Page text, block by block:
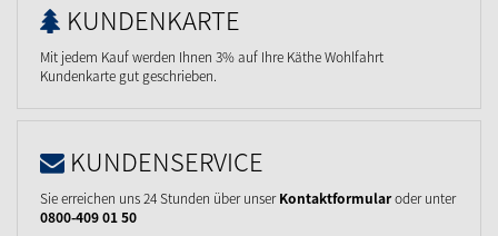
KUNDENKARTE
Mit jedem Kauf werden Ihnen 3% auf Ihre Käthe Wohlfahrt
Kundenkarte gut geschrieben.
KUNDENSERVICE
Sie erreichen uns 24 Stunden über unserKontaktformularoder unter
0800-409 01 50